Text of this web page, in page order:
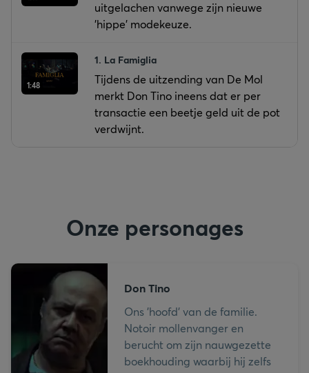
uitgelachen vanwege zijn nieuwe
'hippe' modekeuze.
1:48
1. La Famiglia
Tijdens de uitzending van De Mol
merkt Don Tino ineens dat er per
transactie een beetje geld uit de pot
verdwijnt.
Onze personages
Don Tino
Ons 'hoofd' van de familie.
Notoir mollenvanger en
berucht om zijn nauwgezette
boekhouding waarbij hij zelfs